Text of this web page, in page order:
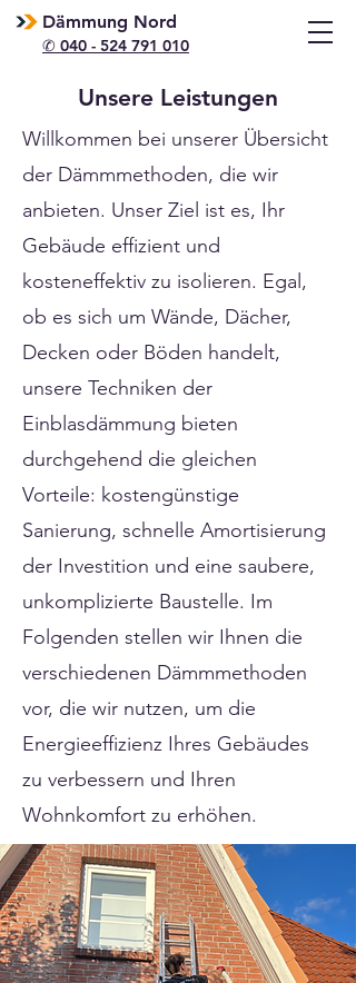
Dämmung Nord
✆ 040 - 524 791 010
Unsere Leistungen
Willkommen bei unserer Übersicht
der Dämmmethoden, die wir
anbieten. Unser Ziel ist es, Ihr
Gebäude effizient und
kosteneffektiv zu isolieren. Egal,
ob es sich um Wände, Dächer,
Decken oder Böden handelt,
unsere Techniken der
Einblasdämmung bieten
durchgehend die gleichen
Vorteile: kostengünstige
Sanierung, schnelle Amortisierung
der Investition und eine saubere,
unkomplizierte Baustelle. Im
Folgenden stellen wir Ihnen die
verschiedenen Dämmmethoden
vor, die wir nutzen, um die
Energieeffizienz Ihres Gebäudes
zu verbessern und Ihren
Wohnkomfort zu erhöhen.